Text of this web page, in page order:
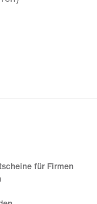
für Firmen